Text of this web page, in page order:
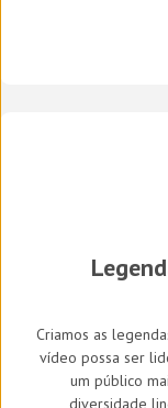
Criamos as
vídeo possa ser
um público
diversidade